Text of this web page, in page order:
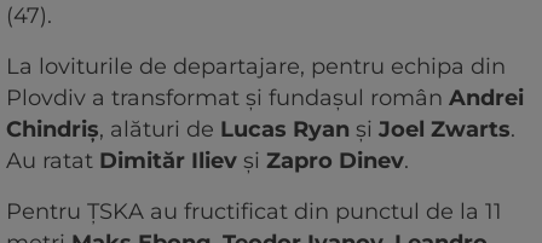
(47).
La loviturile de departajare, pentru echipa din
Plovdiv a transformat şi fundaşul român Andrei
Chindriş, alături de Lucas Ryan şi Joel Zwarts.
Au ratat Dimităr Iliev şi Zapro Dinev.
Pentru ŢSKA au fructificat din punctul de la 11